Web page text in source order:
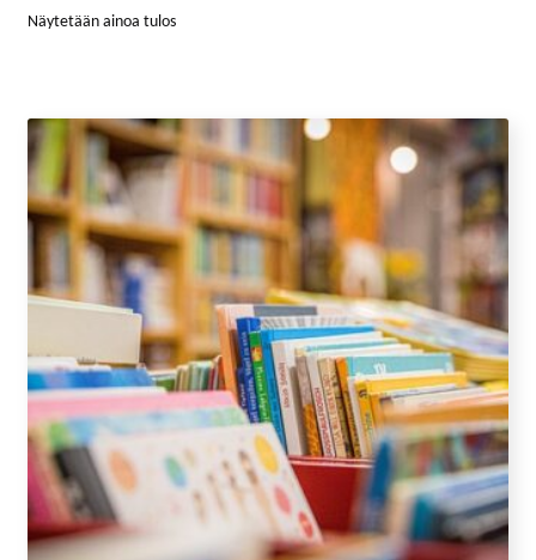
AUTOPAIKAT
TOIMISTO- JA VIRANOMAISPALVELUT
LIITTYMISMAKSUT
TONTIT
POISTETTAVA MATERIAALI
MUUT
Näytetään ainoa tulos